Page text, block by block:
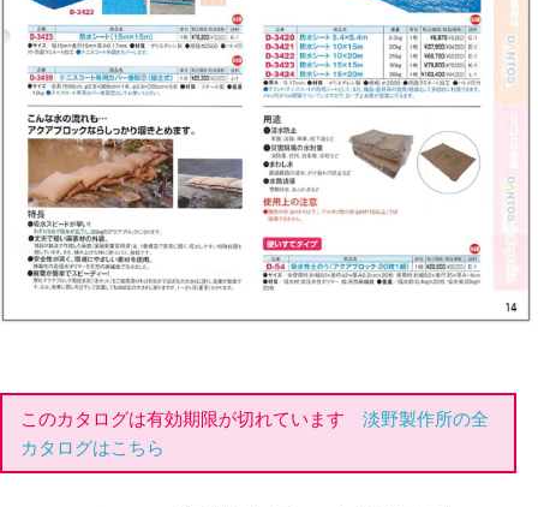
このカタログは有効期限が切れています 淡野製作所の全
カタログはこちら